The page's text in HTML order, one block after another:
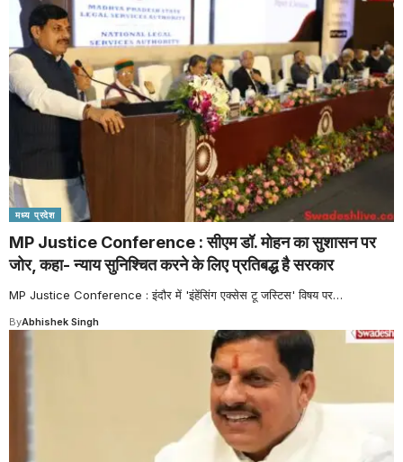
मध्य प्रदेश
MP Justice Conference : सीएम डॉ. मोहन का सुशासन पर
जोर, कहा- न्याय सुनिश्चित करने के लिए प्रतिबद्ध है सरकार
MP Justice Conference : इंदौर में 'इंहेंसिंग एक्सेस टू जस्टिस' विषय पर…
ByAbhishek Singh